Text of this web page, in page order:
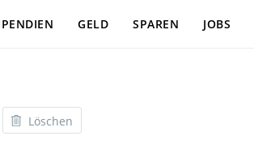
GELD SPAREN JOBS
Löschen